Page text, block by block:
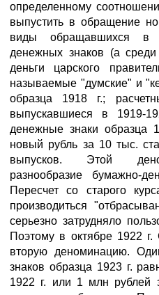
определенному
выпустить в обращение
виды обращавшихся в
денежных знаков (а
деньги царского
называемые "думские" и
образца 1918 г.;
выпускавшиеся в 1919-
денежные знаки образца
новый рубль за 10 тыс.
выпусков. Этой
разнообразие бумажно-
Пересчет со старого
производиться
серьезно затрудняло
Поэтому в октябре 1922
вторую деноминацию.
знаков образца 1923 г.
1922 г. или 1 млн рублей